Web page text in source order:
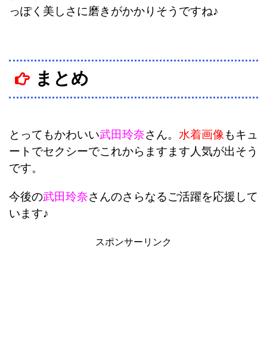
っぽく美しさに磨きがかかりそうですね♪
まとめ
とってもかわいい武田玲奈さん。 水着画像 もキュ
ートでセクシーでこれからますます人気が出そう
です。
今後の武田玲奈さんのさらなるご活躍を応援して
います♪
スポンサーリンク